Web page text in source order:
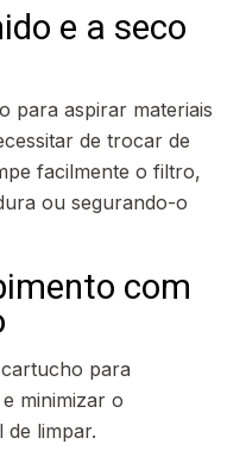
e a seco
para aspirar materiais
de trocar de
facilmente o filtro,
ou segurando-o
com
para
minimizar o
de limpar.